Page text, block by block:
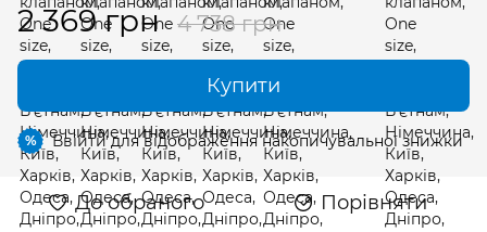
2 369 грн 4 738 грн
Купити
% Ввійтидля відображення накопичувальної знижки
До обраного Порівняти